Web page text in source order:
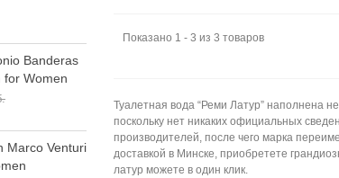
Banderas
for Women
Marco Venturi
155 руб.
Оригинал Angel Schlesser
Essential for Women
Показано 1 - 3 из 3 товаров
Туалетная вода “Реми Латур” наполнена
поскольку нет никаких официальных
производителей, после чего марка
доставкой в Минске, приобретете
латур можете в один клик.